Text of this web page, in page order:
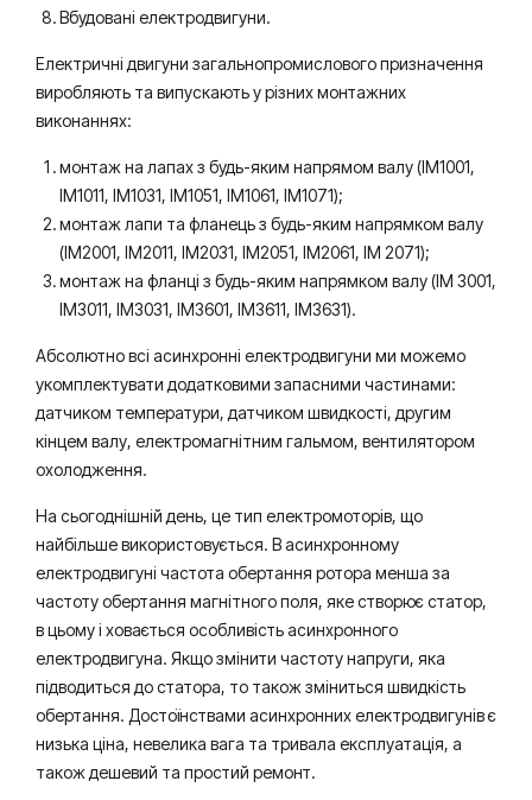
Вбудовані електродвигуни.
Електричні двигуни загальнопромислового призначення
виробляють та випускають у різних монтажних
виконаннях:
монтаж на лапах з будь-яким напрямом валу (IM1001,
IM1011, IM1031, IM1051, IM1061, IM1071);
монтаж лапи та фланець з будь-яким напрямком валу
(IM2001, IM2011, IM2031, IM2051, IM2061, IM 2071);
монтаж на фланці з будь-яким напрямком валу (IM 3001,
IM3011, IM3031, IM3601, IM3611, IM3631).
Абсолютно всі асинхронні електродвигуни ми можемо
укомплектувати додатковими запасними частинами:
датчиком температури, датчиком швидкості, другим
кінцем валу, електромагнітним гальмом, вентилятором
охолодження.
На сьогоднішній день, це тип електромоторів, що
найбільше використовується. В асинхронному
електродвигуні частота обертання ротора менша за
частоту обертання магнітного поля, яке створює статор,
в цьому і ховається особливість асинхронного
електродвигуна. Якщо змінити частоту напруги, яка
підводиться до статора, то також зміниться швидкість
обертання. Достоїнствами асинхронних електродвигунів є
низька ціна, невелика вага та тривала експлуатація, а
також дешевий та простий ремонт.